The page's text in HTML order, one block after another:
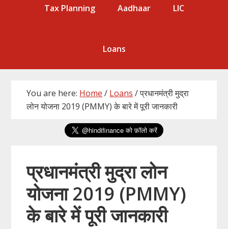
Tax Planning Aadhaar LIC
Loans
You are here: Home / Loans /प्रधानमंत्री मुद्रा
लोन योजना 2019 (PMMY) के बारे में पूरी जानकारी
प्रधानमंत्री मुद्रा लोन
योजना 2019 (PMMY)
के बारे में पूरी जानकारी